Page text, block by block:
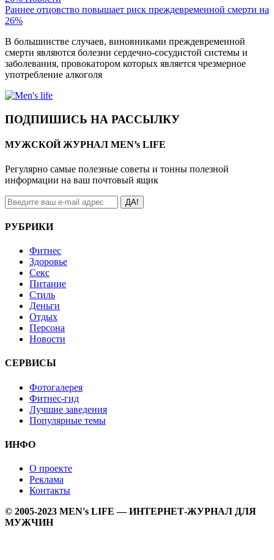
Раннее отцовство повышает риск преждевременной смерти на
26%
В большинстве случаев, виновниками преждевременной
смерти являются болезни сердечно-сосудистой системы и
заболевания, провокатором которых является чрезмерное
употребление алкоголя
ПОДПИШИСЬ НА РАССЫЛКУ
МУЖСКОЙ ЖУРНАЛ MEN’s LIFE
Регулярно самые полезные советы и тонны полезной
информации на ваш почтовый ящик
ДА!
РУБРИКИ
Фитнес
Здоровье
Секс
Питание
Стиль
Деньги
Отдых
Персона
Новости
СЕРВИСЫ
Фотогалерея
Фитнес-гид
Лучшие заведения
Популярные темы
ИНФО
О проекте
Реклама
Контакты
© 2005-2023 MEN's LIFE — ИНТЕРНЕТ-ЖУРНАЛ ДЛЯ
МУЖЧИН